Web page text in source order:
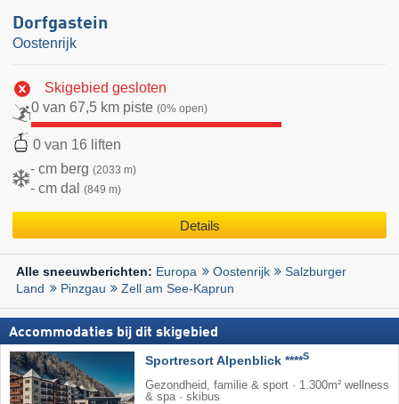
Dorfgastein
Oostenrijk
Skigebied gesloten
0 van 67,5 km piste (0% open)
0 van 16 liften
- cm berg (2033 m)
- cm dal (849 m)
Details
Alle sneeuwberichten: Europa Oostenrijk
Salzburger
Land
Pinzgau Zell am See-Kaprun
Accommodaties bij dit skigebied
Sportresort Alpenblick ****S
Gezondheid, familie & sport · 1.300m² wellness
& spa · skibus